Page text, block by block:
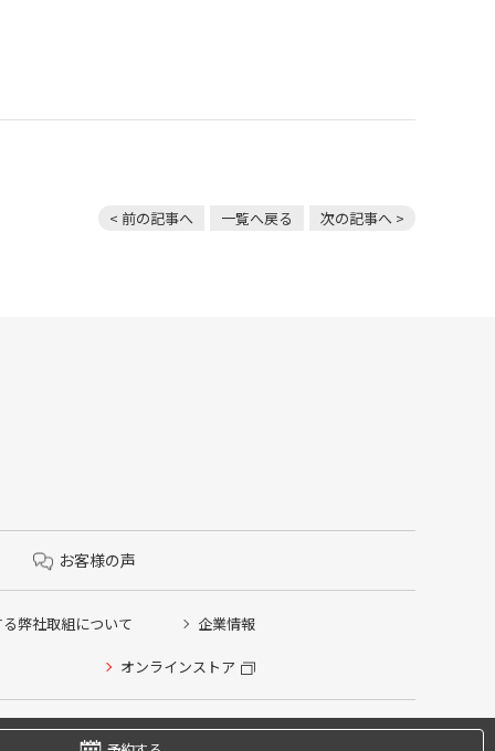
< 前の記事へ 一覧へ戻る 次の記事へ >
お客様の声
弊社取組について 企業情報
オンラインストア